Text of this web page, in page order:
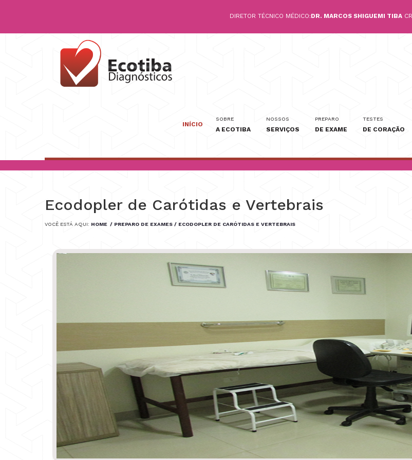
DIRETOR TÉCNICO MÉDICO:DR. MARCOS SHIGUEMI TIBA
INÍCIO
SOBRE
A ECOTIBA
NOSSOS
SERVIÇOS
PREPARO
DE EXAME
TESTES
DE CORAÇÃO
Ecodopler de Carótidas e Vertebrais
VOCÊ ESTÁ AQUI: HOME / PREPARO DE EXAMES / ECODOPLER DE CARÓTIDAS E VERTEBRAIS